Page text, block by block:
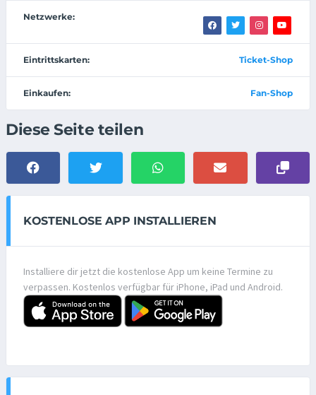
Netzwerke:
Eintrittskarten: Ticket-Shop
Einkaufen: Fan-Shop
Diese Seite teilen
KOSTENLOSE APP INSTALLIEREN
Installiere dir jetzt die kostenlose App um keine Termine zu
verpassen. Kostenlos verfügbar für iPhone, iPad und Android.